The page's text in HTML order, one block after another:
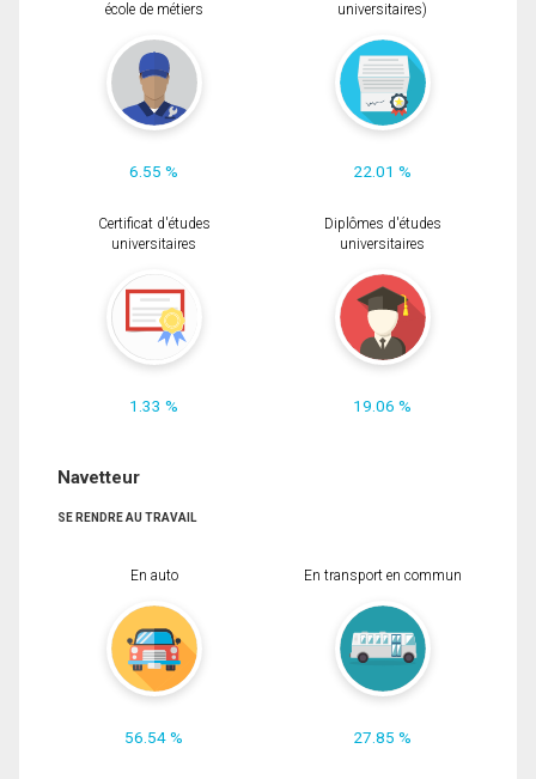
école de métiers
6.55 %
universitaires)
22.01 %
Certificat d'études
universitaires
1.33 %
Diplômes d'études
universitaires
19.06 %
Navetteur
SE RENDRE AU TRAVAIL
En auto
56.54 %
En transport en commun
27.85 %